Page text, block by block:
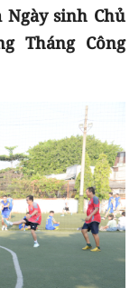
Ngày sinh Chủ
Tháng Công